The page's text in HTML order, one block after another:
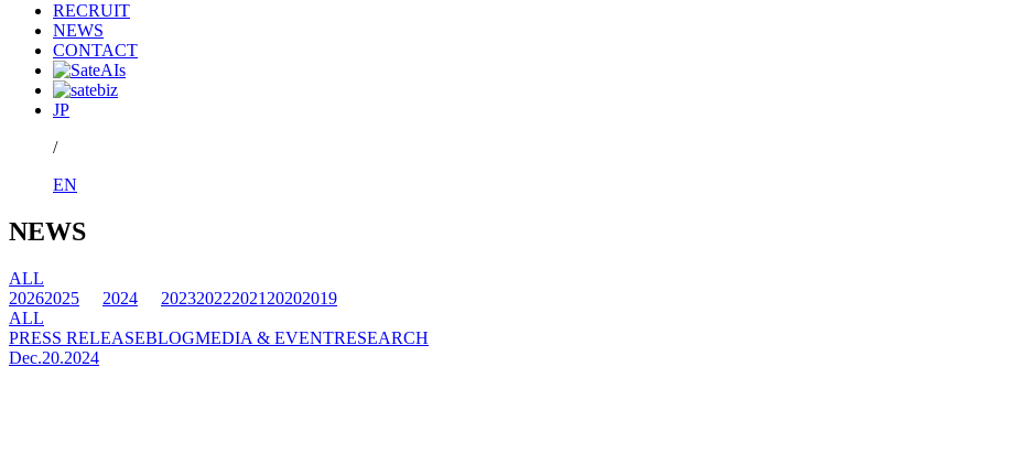
RECRUIT
NEWS
CONTACT
JP
/
EN
NEWS
ALL
20262025 2024 202320222021 20202019
ALL
PRESS RELEASEBLOGMEDIA & EVENTRESEARCH
Dec.20.2024